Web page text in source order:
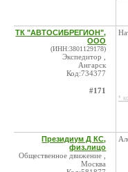
ТК "АВТОСИБРЕГИОН",
ООО
(ИНН:3801129178)
Экспедитор ,
Ангарск
Код:734377
#171
*
Президиум Д КС,
физ.лицо
Общественное движение ,
Москва